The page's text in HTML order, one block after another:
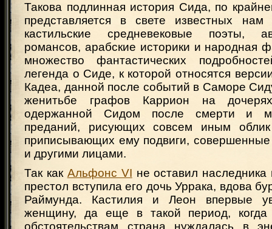
Такова подлинная история Сида, по
представляется в свете известных
кастильские средневековые поэты,
романсов, арабские историки и народная
множество фантастических
легенда о Сиде, к которой относятся
Кадеа, данной после событий в Саморе
женитьбе графов Каррион на
одержанной Сидом после смерти и
преданий, рисующих совсем иным
приписывающих ему подвиги,
и другими лицами.
Так как Альфонс VI не оставил
престол вступила его дочь Уррака, вдова
Раймунда. Кастилия и Леон впервые
женщину, да еще в такой период, когда
обстоятельствам страна нуждалась в